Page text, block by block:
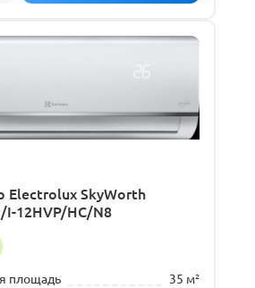
Electrolux SkyWorth
I-12HVP/HC/N8
площадь
35 м²